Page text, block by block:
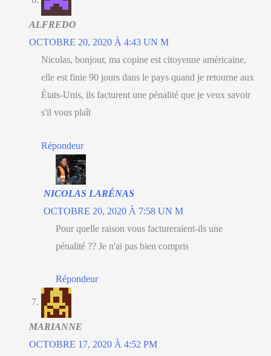
ALFREDO
OCTOBRE 20, 2020 À 4:43 UN M
Nicolas, bonjour, ma copine est citoyenne américaine,
elle est finie 90 jours dans le pays quand je retourne aux
États-Unis, ils facturent une pénalité que je veux savoir
s'il vous plaît
Répondeur
NICOLAS LARÉNAS
OCTOBRE 20, 2020 À 7:58 UN M
Pour quelle raison vous factureraient-ils une
pénalité ?? Je n'ai pas bien compris
Répondeur
MARIANNE
OCTOBRE 17, 2020 À 4:52 PM